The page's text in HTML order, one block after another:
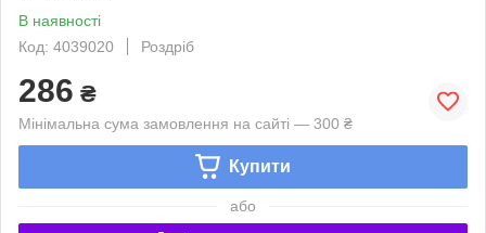
В наявності
Код: 4039020
Роздріб
286 ₴
Мінімальна сума замовлення на сайті — 300 ₴
Купити
або